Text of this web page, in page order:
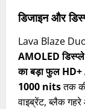
डिजाइन और
Lava Blaze
AMOLED डिस्प्ले
का बड़ा फुल HD+
1000 nitsतक
वाइब्रेंट, ब्लैक गहरे